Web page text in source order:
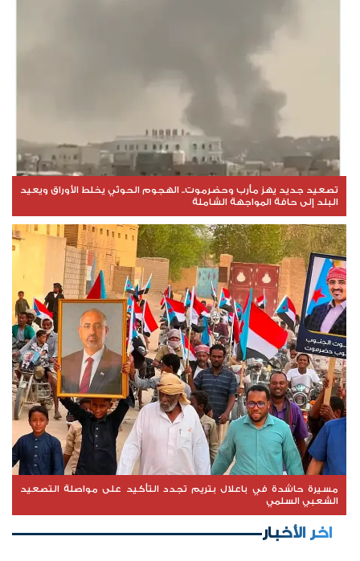
تصعيد جديد يهز مأرب وحضرموت.. الهجوم الحوثي يخلط الأوراق ويعيد
البلد إلى حافة المواجهة الشاملة
مسيرة حاشدة في باعلال بتريم تجدد التأكيد على مواصلة التصعيد
الشعبي السلمي
اخر الأخبار